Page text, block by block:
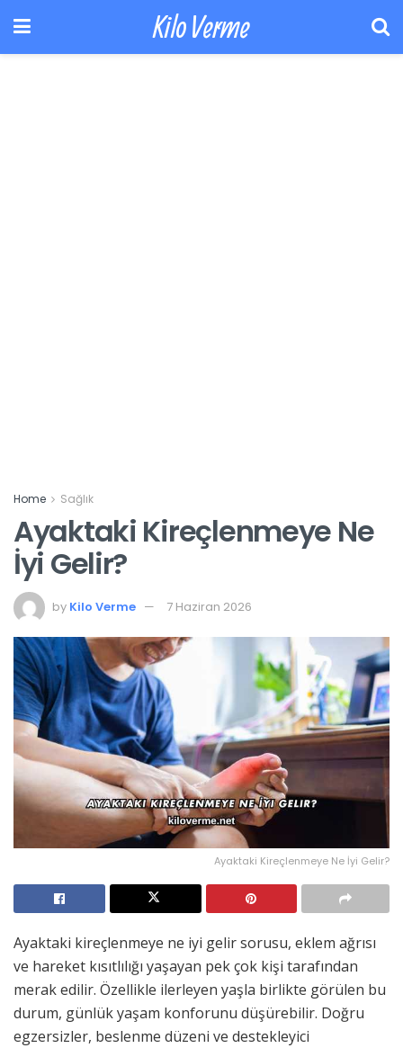
Kilo Verme
Home Sağlık
Ayaktaki Kireçlenmeye Ne
İyi Gelir?
by Kilo Verme 7 Haziran 2026
Ayaktaki Kireçlenmeye Ne İyi Gelir?
Ayaktaki kireçlenmeye ne iyi gelir sorusu, eklem ağrısı
ve hareket kısıtlılığı yaşayan pek çok kişi tarafından
merak edilir. Özellikle ilerleyen yaşla birlikte görülen bu
durum, günlük yaşam konforunu düşürebilir. Doğru
egzersizler, beslenme düzeni ve destekleyici